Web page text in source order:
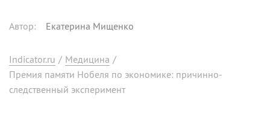
Автор: Екатерина Мищенко
Indicator.ru / Медицина /
Премия памяти Нобеля по экономике: причинно-
следственный эксперимент